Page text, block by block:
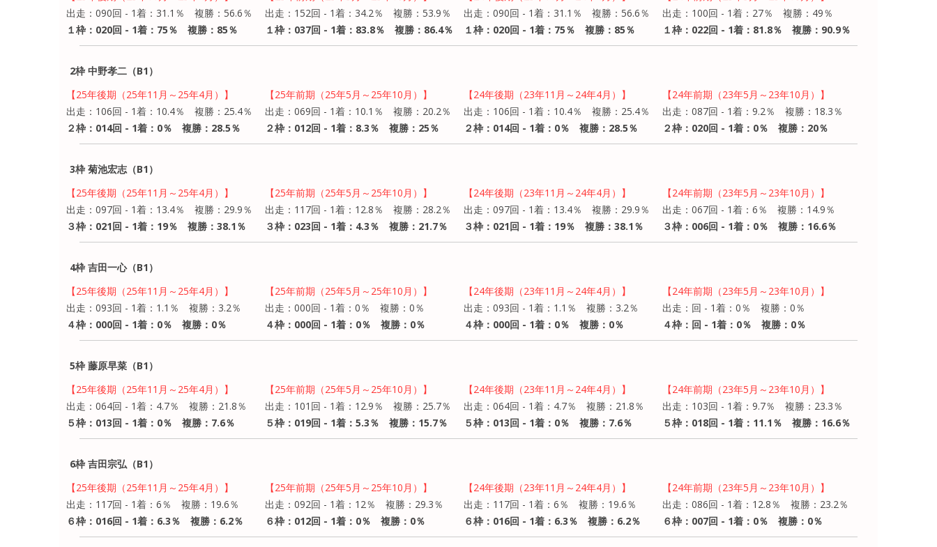
出走：090回 - 1着：31.1％ 複勝：56.6％
１枠：020回 - 1着：75％ 複勝：85％
出走：152回 - 1着：34.2％ 複勝：53.9％
１枠：037回 - 1着：83.8％ 複勝：86.4％
出走：090回 - 1着：31.1％ 複勝：56.6％
１枠：020回 - 1着：75％ 複勝：85％
出走：100回 - 1着：27％ 複勝：49％
１枠：022回 - 1着：81.8％ 複勝：90.9％
2枠 中野孝二（B1）
【25年後期（25年11月～25年4月）】
出走：106回 - 1着：10.4％ 複勝：25.4％
２枠：014回 - 1着：0％ 複勝：28.5％
【25年前期（25年5月～25年10月）】
出走：069回 - 1着：10.1％ 複勝：20.2％
２枠：012回 - 1着：8.3％ 複勝：25％
【24年後期（23年11月～24年4月）】
出走：106回 - 1着：10.4％ 複勝：25.4％
２枠：014回 - 1着：0％ 複勝：28.5％
【24年前期（23年5月～23年10月）】
出走：087回 - 1着：9.2％ 複勝：18.3％
２枠：020回 - 1着：0％ 複勝：20％
3枠 菊池宏志（B1）
【25年後期（25年11月～25年4月）】
出走：097回 - 1着：13.4％ 複勝：29.9％
３枠：021回 - 1着：19％ 複勝：38.1％
【25年前期（25年5月～25年10月）】
出走：117回 - 1着：12.8％ 複勝：28.2％
３枠：023回 - 1着：4.3％ 複勝：21.7％
【24年後期（23年11月～24年4月）】
出走：097回 - 1着：13.4％ 複勝：29.9％
３枠：021回 - 1着：19％ 複勝：38.1％
【24年前期（23年5月～23年10月）】
出走：067回 - 1着：6％ 複勝：14.9％
３枠：006回 - 1着：0％ 複勝：16.6％
4枠 吉田一心（B1）
【25年後期（25年11月～25年4月）】
出走：093回 - 1着：1.1％ 複勝：3.2％
４枠：000回 - 1着：0％ 複勝：0％
【25年前期（25年5月～25年10月）】
出走：000回 - 1着：0％ 複勝：0％
４枠：000回 - 1着：0％ 複勝：0％
【24年後期（23年11月～24年4月）】
出走：093回 - 1着：1.1％ 複勝：3.2％
４枠：000回 - 1着：0％ 複勝：0％
【24年前期（23年5月～23年10月）】
出走：回 - 1着：0％ 複勝：0％
４枠：回 - 1着：0％ 複勝：0％
5枠 藤原早菜（B1）
【25年後期（25年11月～25年4月）】
出走：064回 - 1着：4.7％ 複勝：21.8％
５枠：013回 - 1着：0％ 複勝：7.6％
【25年前期（25年5月～25年10月）】
出走：101回 - 1着：12.9％ 複勝：25.7％
５枠：019回 - 1着：5.3％ 複勝：15.7％
【24年後期（23年11月～24年4月）】
出走：064回 - 1着：4.7％ 複勝：21.8％
５枠：013回 - 1着：0％ 複勝：7.6％
【24年前期（23年5月～23年10月）】
出走：103回 - 1着：9.7％ 複勝：23.3％
５枠：018回 - 1着：11.1％ 複勝：16.6％
6枠 吉田宗弘（B1）
【25年後期（25年11月～25年4月）】
出走：117回 - 1着：6％ 複勝：19.6％
６枠：016回 - 1着：6.3％ 複勝：6.2％
【25年前期（25年5月～25年10月）】
出走：092回 - 1着：12％ 複勝：29.3％
６枠：012回 - 1着：0％ 複勝：0％
【24年後期（23年11月～24年4月）】
出走：117回 - 1着：6％ 複勝：19.6％
６枠：016回 - 1着：6.3％ 複勝：6.2％
【24年前期（23年5月～23年10月）】
出走：086回 - 1着：12.8％ 複勝：23.2％
６枠：007回 - 1着：0％ 複勝：0％